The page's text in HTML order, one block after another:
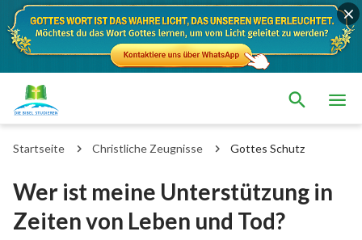
Startseite Christliche Zeugnisse Gottes Schutz
Wer ist meine Unterstützung in
Zeiten von Leben und Tod?